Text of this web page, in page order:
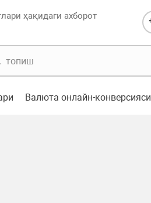
ҳақидаги ахборот
Валюта онлайн-конверсияси